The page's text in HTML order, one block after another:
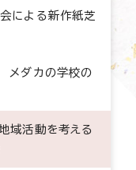
による新作紙芝
ダカの学校の
域活動を考える